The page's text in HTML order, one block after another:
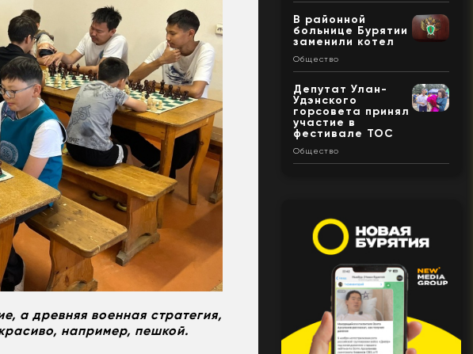
а древняя военная стратегия,
например, пешкой.
В районной
больнице Бурятии
заменили котел
Общество
Депутат Улан-
Удэнского
горсовета принял
участие в
фестивале ТОС
Общество